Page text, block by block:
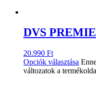
DVS
20.990 Ft
Opciók választása
változatok a